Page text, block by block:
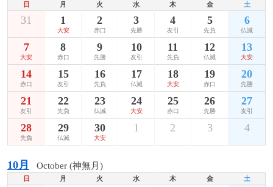
日 月 火 水 木 金 土
31 1
大安
2
赤口
3
先勝
4
友引
5
先負
6
仏滅
7
大安
8
赤口
9
先勝
10
友引
11
先負
12
仏滅
13
大安
14
赤口
15
友引
16
先負
17
仏滅
18
大安
19
赤口
20
先勝
21
友引
22
先負
23
仏滅
24
大安
25
赤口
26
先勝
27
友引
28
先負
29
仏滅
30
大安
1 2 3 4
10月 October (神無月)
日 月 火 水 木 金 土